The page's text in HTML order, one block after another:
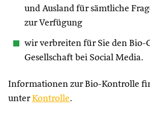
und Ausland für sämtliche
zur Verfügung
wir verbreiten für Sie den Bio-
Gesellschaft bei Social Media.
Informationen zur Bio-Kontrolle
unterKontrolle.